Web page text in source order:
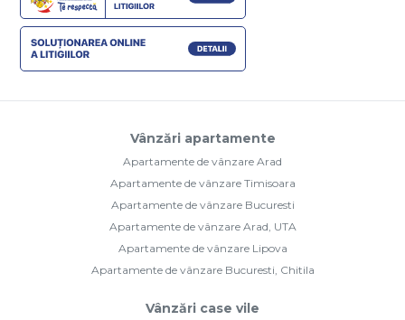
Vânzări apartamente
Apartamente de vânzare Arad
Apartamente de vânzare Timisoara
Apartamente de vânzare Bucuresti
Apartamente de vânzare Arad, UTA
Apartamente de vânzare Lipova
Apartamente de vânzare Bucuresti, Chitila
Vânzări case vile